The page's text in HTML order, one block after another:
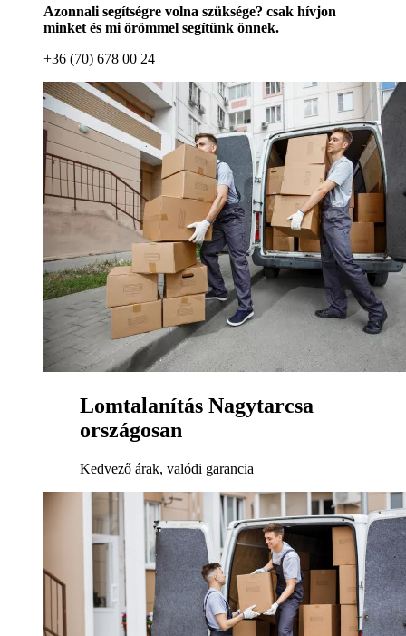
Azonnali segítségre volna szüksége? csak hívjon
minket és mi örömmel segítünk önnek.
+36 (70) 678 00 24
Lomtalanítás Nagytarcsa
országosan
Kedvező árak, valódi garancia